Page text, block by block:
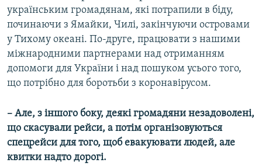
українським громадянам, які потрапили в біду,
починаючи з Ямайки, Чилі, закінчуючи островами
у Тихому океані. По-друге, працювати з нашими
міжнародними партнерами над отриманням
допомоги для України і над пошуком усього того,
що потрібно для боротьби з коронавірусом.
– Але, з іншого боку, деякі громадяни незадоволені,
що скасували рейси, а потім організовуються
спецрейси для того, щоб евакуювати людей, але
квитки надто дорогі.